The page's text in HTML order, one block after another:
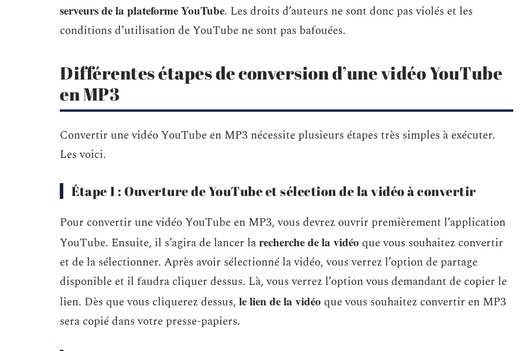
serveurs de la plateforme YouTube. Les droits d’auteurs ne sont donc pas violés et les
conditions d’utilisation de YouTube ne sont pas bafouées.
Différentes étapes de conversion d’une vidéo YouTube
en MP3
Convertir une vidéo YouTube en MP3 nécessite plusieurs étapes très simples à exécuter.
Les voici.
Étape 1 : Ouverture de YouTube et sélection de la vidéo à convertir
Pour convertir une vidéo YouTube en MP3, vous devrez ouvrir premièrement l’application
YouTube. Ensuite, il s’agira de lancer larecherche de la vidéo que vous souhaitez convertir
et de la sélectionner. Après avoir sélectionné la vidéo, vous verrez l’option de partage
disponible et il faudra cliquer dessus. Là, vous verrez l’option vous demandant de copier le
lien. Dès que vous cliquerez dessus, le lien de la vidéo que vous souhaitez convertir en MP3
sera copié dans votre presse-papiers.